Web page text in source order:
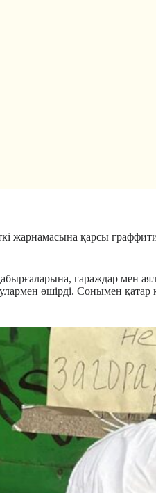
жарнамасына қарсы
гараждар мен
өшірді. Сонымен